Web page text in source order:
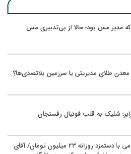
که مدیر مس بود؛ حالا از بی‌تدبیری مس
طلای مدیریتی یا سرزمین بلاتصدی‌ها؟
شلیک به قلب فوتبال رفسنجان
مدیر غیربومی با دستمزد روزانه ۲۳ میلیون تومان/ آقای